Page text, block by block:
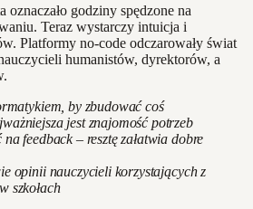
godziny spędzone na
Teraz wystarczy intuicja i
Platformy no-code odczarowały świat
humanistów, dyrektorów, a
by zbudować coś
jest znajomość potrzeb
feedback – resztę załatwia dobre
opinii nauczycieli korzystających z
szkołach